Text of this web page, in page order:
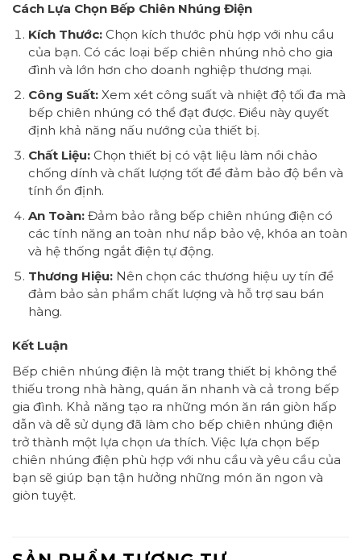
Cách Lựa Chọn Bếp Chiên Nhúng Điện
Kích Thước:Chọn kích thước phù hợp với nhu cầu
của bạn. Có các loại bếp chiên nhúng nhỏ cho gia
đình và lớn hơn cho doanh nghiệp thương mại.
Công Suất:Xem xét công suất và nhiệt độ tối đa mà
bếp chiên nhúng có thể đạt được. Điều này quyết
định khả năng nấu nướng của thiết bị.
Chất Liệu:Chọn thiết bị có vật liệu làm nồi chảo
chống dính và chất lượng tốt để đảm bảo độ bền và
tính ổn định.
An Toàn:Đảm bảo rằng bếp chiên nhúng điện có
các tính năng an toàn như nắp bảo vệ, khóa an toàn
và hệ thống ngắt điện tự động.
Thương Hiệu:Nên chọn các thương hiệu uy tín để
đảm bảo sản phẩm chất lượng và hỗ trợ sau bán
hàng.
Kết Luận
Bếp chiên nhúng điện là một trang thiết bị không thể
thiếu trong nhà hàng, quán ăn nhanh và cả trong bếp
gia đình. Khả năng tạo ra những món ăn rán giòn hấp
dẫn và dễ sử dụng đã làm cho bếp chiên nhúng điện
trở thành một lựa chọn ưa thích. Việc lựa chọn bếp
chiên nhúng điện phù hợp với nhu cầu và yêu cầu của
bạn sẽ giúp bạn tận hưởng những món ăn ngon và
giòn tuyệt.